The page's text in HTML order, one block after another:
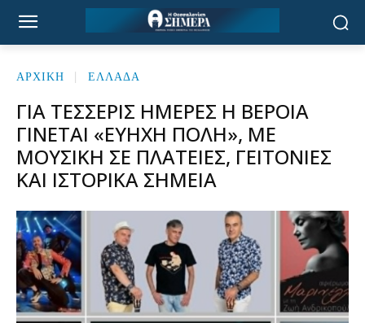
ΑΡΧΙΚΉ ΕΛΛΑΔΑ
ΓΙΑ ΤΈΣΣΕΡΙΣ ΗΜΈΡΕΣ Η ΒΈΡΟΙΑ
ΓΊΝΕΤΑΙ «ΕΎΗΧΗ ΠΌΛΗ», ΜΕ
ΜΟΥΣΙΚΉ ΣΕ ΠΛΑΤΕΊΕΣ, ΓΕΙΤΟΝΙΈΣ
ΚΑΙ ΙΣΤΟΡΙΚΆ ΣΗΜΕΊΑ